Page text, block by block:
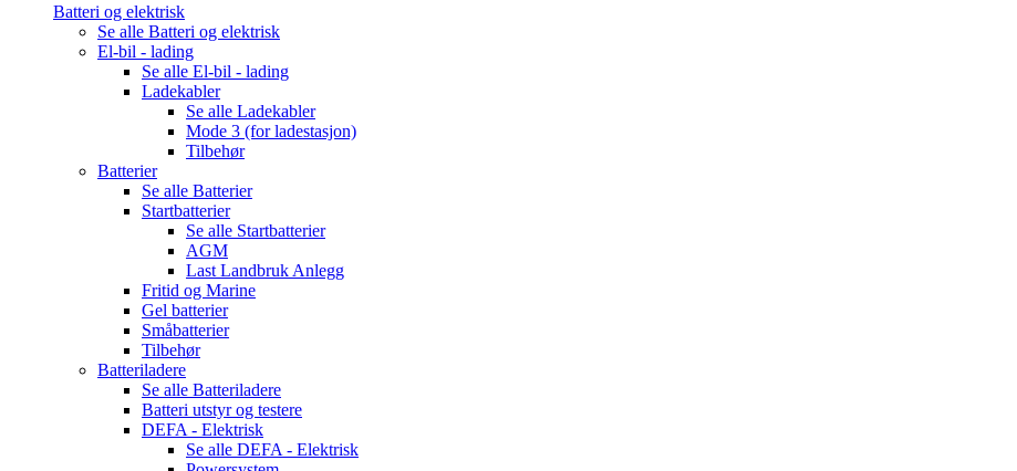
Batteri og elektrisk
Se alle Batteri og elektrisk
El-bil - lading
Se alle El-bil - lading
Ladekabler
Se alle Ladekabler
Mode 3 (for ladestasjon)
Tilbehør
Batterier
Se alle Batterier
Startbatterier
Se alle Startbatterier
AGM
Last Landbruk Anlegg
Fritid og Marine
Gel batterier
Småbatterier
Tilbehør
Batteriladere
Se alle Batteriladere
Batteri utstyr og testere
DEFA - Elektrisk
Se alle DEFA - Elektrisk